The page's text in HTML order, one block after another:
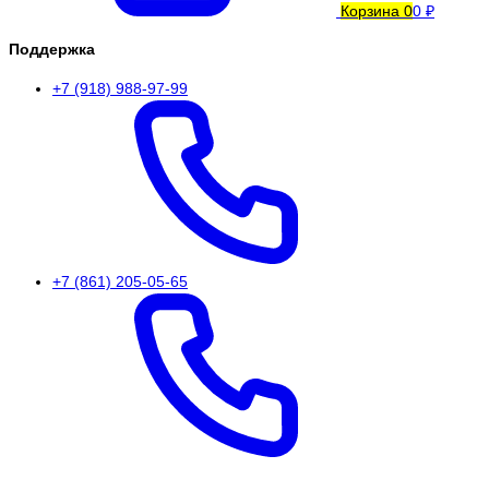
Корзина 00 ₽
Поддержка
+7 (918) 988-97-99
+7 (861) 205-05-65